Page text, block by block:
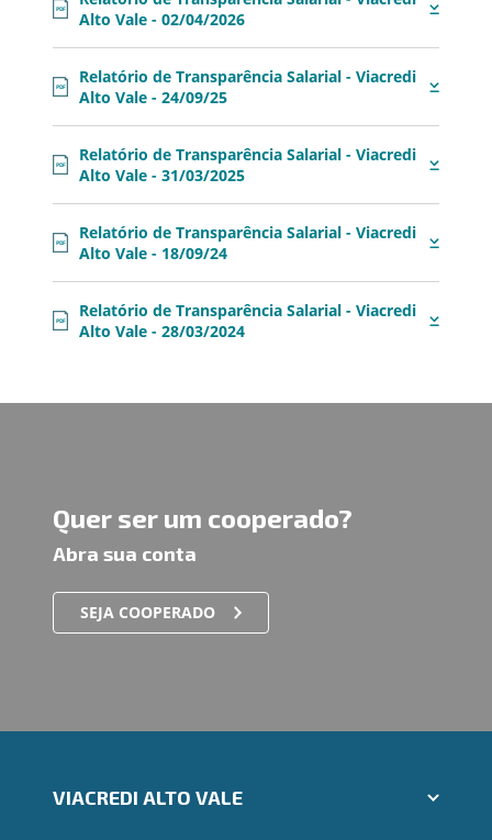
Alto Vale - 02/04/2026
PDF
Relatório de Transparência Salarial - Viacredi
Alto Vale - 24/09/25
PDF
Relatório de Transparência Salarial - Viacredi
Alto Vale - 31/03/2025
PDF
Relatório de Transparência Salarial - Viacredi
Alto Vale - 18/09/24
PDF
Relatório de Transparência Salarial - Viacredi
Alto Vale - 28/03/2024
PDF
Quer ser um cooperado?
Abra sua conta
SEJA COOPERADO
VIACREDI ALTO VALE